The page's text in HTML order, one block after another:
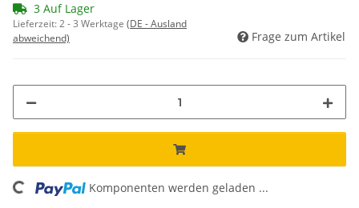
3 Auf Lager
Lieferzeit:2 - 3 Werktage (DE - Ausland
abweichend)
Frage zum Artikel
Komponenten werden geladen ...